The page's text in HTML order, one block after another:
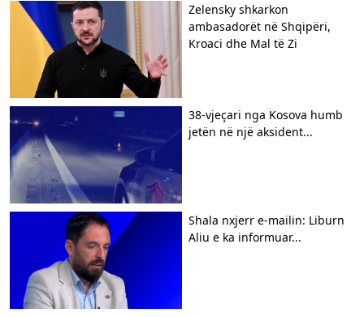
Zelensky shkarkon
ambasadorët në Shqipëri,
Kroaci dhe Mal të Zi
38-vjeçari nga Kosova humb
jetën në një aksident...
Shala nxjerr e-mailin: Liburn
Aliu e ka informuar...